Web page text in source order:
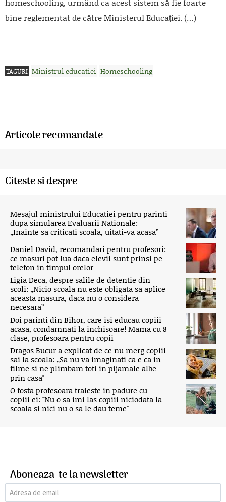
homeschooling, urmând ca acest sistem să fie foarte
bine reglementat de către Ministerul Educației. (…)
TAGURI Ministrul educatiei Homeschooling
Articole recomandate
Citeste si despre
Mesajul ministrului Educatiei pentru parinti
dupa simularea Evaluarii Nationale:
„Inainte sa criticati scoala, uitati-va acasa”
Daniel David, recomandari pentru profesori:
ce masuri pot lua daca elevii sunt prinsi pe
telefon in timpul orelor
Ligia Deca, despre salile de detentie din
scoli: „Nicio scoala nu este obligata sa aplice
aceasta masura, daca nu o considera
necesara”
Doi parinti din Bihor, care isi educau copiii
acasa, condamnati la inchisoare! Mama cu 8
clase, profesoara pentru copii
Dragos Bucur a explicat de ce nu merg copiii
sai la scoala: „Sa nu va imaginati ca e ca in
filme si ne plimbam toti in pijamale albe
prin casa"
O fosta profesoara traieste in padure cu
copiii ei: "Nu o sa imi las copiii niciodata la
scoala si nici nu o sa le dau teme"
Aboneaza-te la newsletter